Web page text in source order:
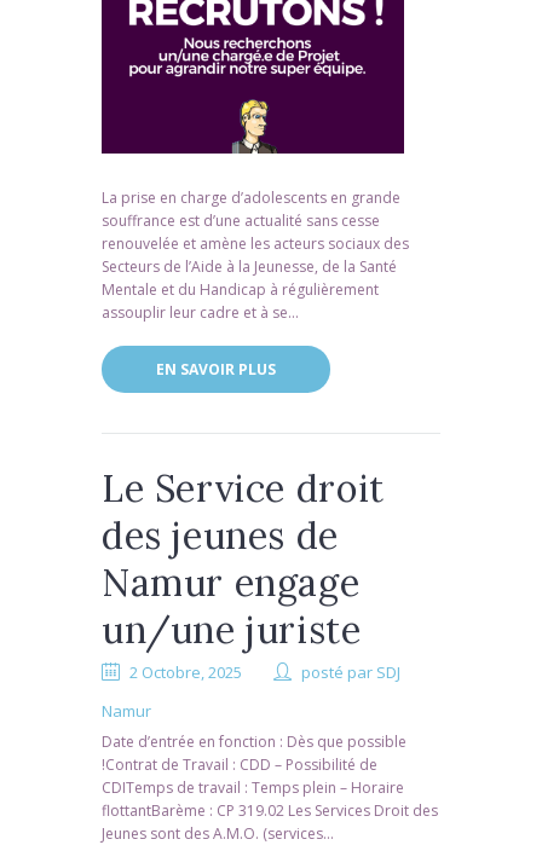
La prise en charge d’adolescents en grande
souffrance est d’une actualité sans cesse
renouvelée et amène les acteurs sociaux des
Secteurs de l’Aide à la Jeunesse, de la Santé
Mentale et du Handicap à régulièrement
assouplir leur cadre et à se...
EN SAVOIR PLUS
Le Service droit
des jeunes de
Namur engage
un/une juriste
2 Octobre, 2025 posté par SDJ
Namur
Date d’entrée en fonction : Dès que possible
!Contrat de Travail : CDD – Possibilité de
CDITemps de travail : Temps plein – Horaire
flottantBarème : CP 319.02 Les Services Droit des
Jeunes sont des A.M.O. (services...